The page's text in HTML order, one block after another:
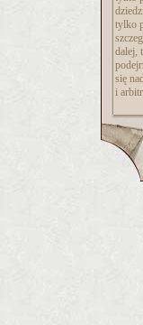
tylko
dalej,
się
i